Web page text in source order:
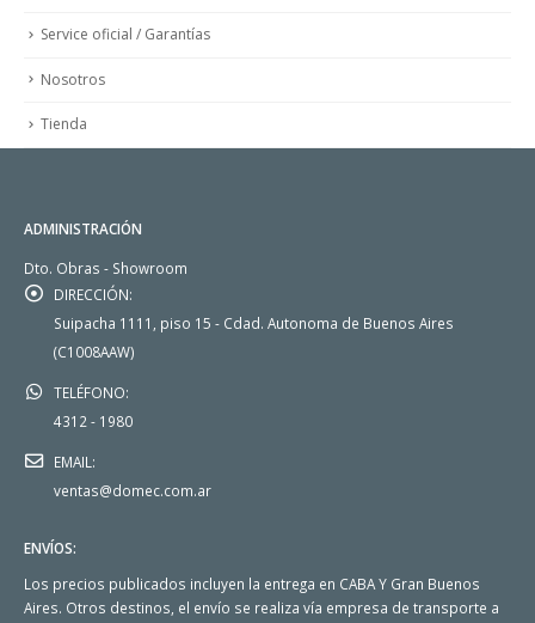
Service oficial / Garantías
Nosotros
Tienda
ADMINISTRACIÓN
Dto. Obras - Showroom
DIRECCIÓN:
Suipacha 1111, piso 15 - Cdad. Autonoma de Buenos Aires
(C1008AAW)
TELÉFONO:
4312 - 1980
EMAIL:
ventas@domec.com.ar
ENVÍOS:
Los precios publicados incluyen la entrega en CABA Y Gran Buenos
Aires. Otros destinos, el envío se realiza vía empresa de transporte a